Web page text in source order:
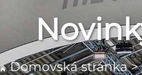
Domovská stránka